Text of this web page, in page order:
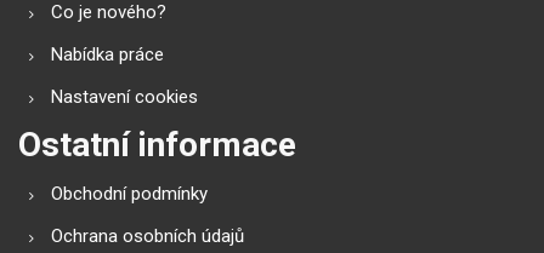
Co je nového?
Nabídka práce
Nastavení cookies
Ostatní informace
Obchodní podmínky
Ochrana osobních údajů